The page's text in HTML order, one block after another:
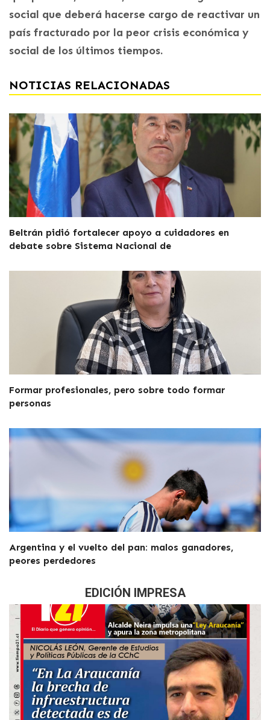
social que deberá hacerse cargo de reactivar un
país fracturado por la peor crisis económica y
social de los últimos tiempos.
NOTICIAS RELACIONADAS
Beltrán pidió fortalecer apoyo a cuidadores en
debate sobre Sistema Nacional de
Formar profesionales, pero sobre todo formar
personas
Argentina y el vuelto del pan: malos ganadores,
peores perdedores
EDICIÓN IMPRESA